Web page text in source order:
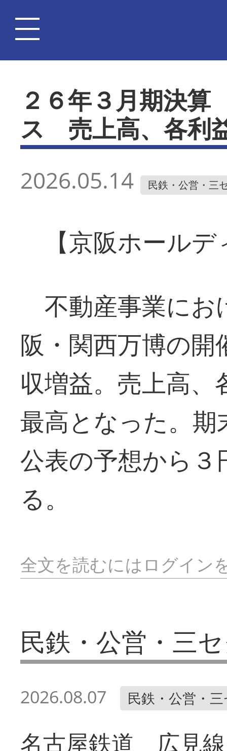
２６年３月期決
ス 売上高、各利
2026.05.14 民鉄・公営・三
【京阪ホールデ
不動産事業にお
阪・関西万博の
収増益。売上高
最高となった。
公表の予想から
る。
全文を読むにはログイン
民鉄・公営・三
2026.08.07 民鉄・公営・
名古屋鉄道 広見